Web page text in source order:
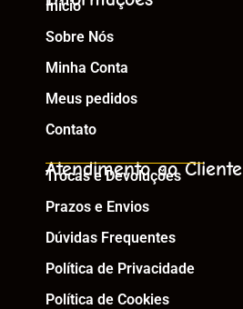
Início
Sobre Nós
Minha Conta
Meus pedidos
Contato
Atendimento ao Cliente
Trocas e Devoluções
Prazos e Envios
Dúvidas Frequentes
Política de Privacidade
Política de Cookies